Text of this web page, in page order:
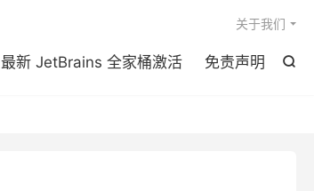

最新 JetBrains 全家桶激活 免责声明
关于我们